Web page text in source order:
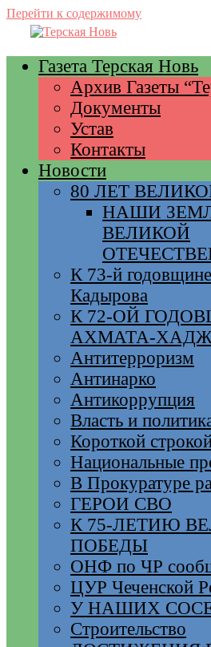
Перейти к содержимому
Газета Терская Новь
Архив Газеты
Документы
Устав
Контакты
Новости
80 ЛЕТ
НАШИ
ВЕЛИКОЙ
К 73-й
Кадырова
К 72-ОЙ
АХМАТА-
Антитерроризм
Антинарко
Антикоррупция
Власть и
Короткой
Национальные
В Прокуратуре
ГЕРОИ СВО
К 75-ЛЕТИЮ
ПОБЕДЫ
ОНФ по ЧР
ЦУР Чеченской
У НАШИХ
Строительство